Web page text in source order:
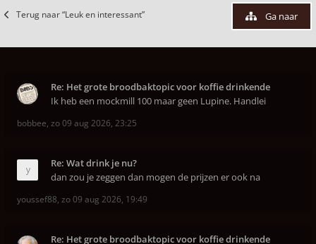
Terug naar “Leuk en interessant” Ga naar
Re: Het grote broodbaktopic voor koffie drinkende
Ik heb een mockmill 100 maar geen Lupine. Handlei
bobbee, zo 09 aug 2026, 23:25
Re: Wat drink je nu?
dan zou je zeggen dan mogen de prijzen er ook na
youssef88, zo 09 aug 2026, 19:49
Re: Het grote broodbaktopic voor koffie drinkende